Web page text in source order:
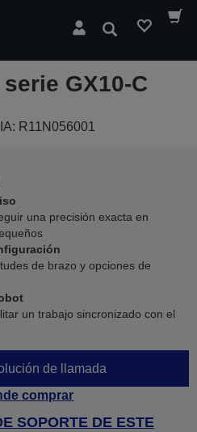
Buscar
GX10-C
R11N056001
una precisión exacta en
de brazo y opciones de
un trabajo sincronizado con el
de llamada
comprar
SOPORTE DE ESTE